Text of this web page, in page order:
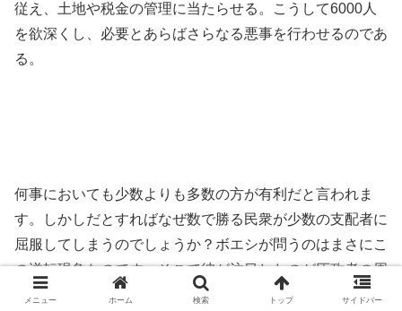
従え、土地や税金の管理に当たらせる。こうして6000人
を欲深くし、必要とあらばさらなる悪事を行わせるのであ
る。
何事においても少数よりも多数の方が有利だと言われま
す。しかしだとすればなぜ数で勝る民衆が少数の支配者に
屈服してしまうのでしょうか？ボエシが問うのはまさにこ
の逆転現象なのです。そこで彼が注目したのが圧政者の周
りにいる側と、彼らを中心に築き上げられる利権構造で
メニュー ホーム 検索 トップ サイドバー